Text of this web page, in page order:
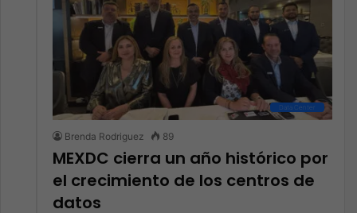
Data Center
Brenda Rodriguez 89
MEXDC cierra un año histórico por
el crecimiento de los centros de
datos